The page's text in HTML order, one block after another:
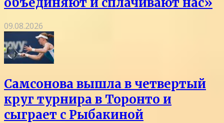
09.08.2026
Самсонова вышла в четвертый
круг турнира в Торонто и
сыграет с Рыбакиной